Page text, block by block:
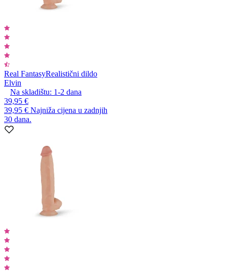
Real FantasyRealistični dildo
Elvin
Na skladištu: 1-2 dana
39,95 €
39,95 € Najniža cijena u zadnjih
30 dana.